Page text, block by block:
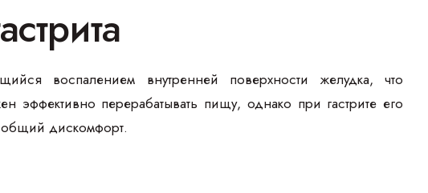
воспалением внутренней поверхности желудка, что
перерабатывать пищу, однако при гастрите его
дискомфорт.